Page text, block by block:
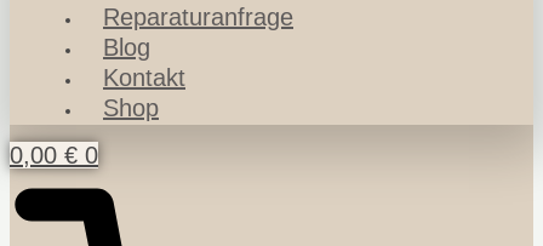
Reparaturanfrage
Blog
Kontakt
Shop
0,00 € 0